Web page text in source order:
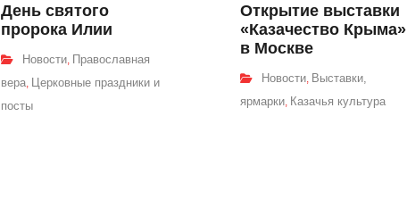
День святого
пророка Илии
Новости, Православная
вера,
Церковные праздники и
посты
Открытие выставки
«Казачество Крыма»
в Москве
Новости, Выставки,
ярмарки, Казачья культура